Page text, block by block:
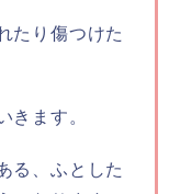
たり傷つけた
きます。
る、ふとした